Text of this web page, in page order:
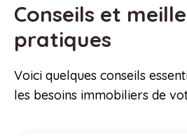
Conseils et
pratiques
Voici quelques conseils
les besoins immobiliers de